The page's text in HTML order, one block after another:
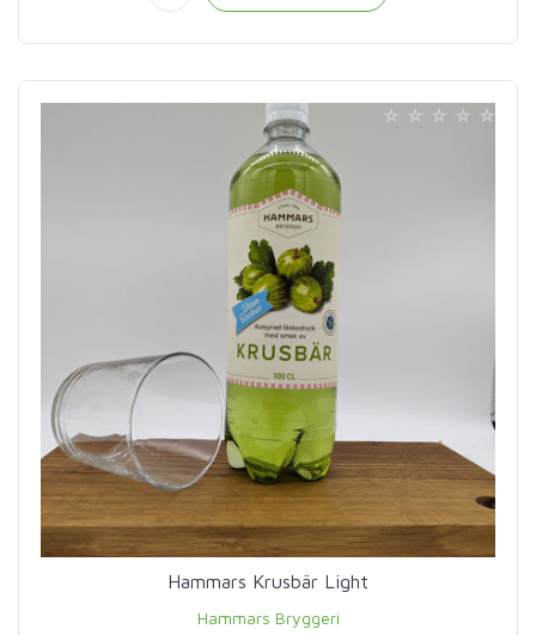
Hammars Krusbär Light
Hammars Bryggeri